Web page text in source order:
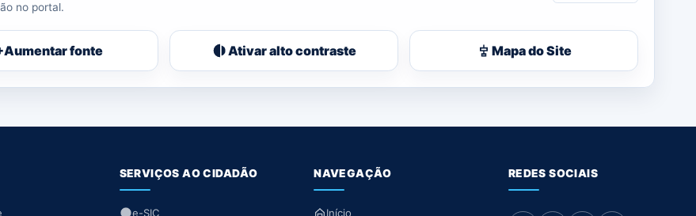
no portal.
Aumentar fonte Ativar alto contraste Mapa do Site
SERVIÇOS AO CIDADÃO
e-SIC
NAVEGAÇÃO
Início
REDES SOCIAIS